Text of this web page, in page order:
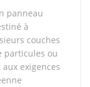
panneau
à
couches
particules ou
exigences